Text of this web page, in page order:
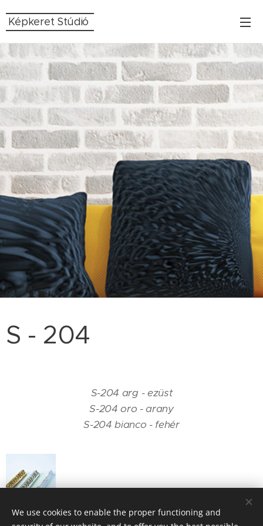
Képkeret Stúdió
S - 204
S-204 arg - ezüst
S-204 oro - arany
S-204 bianco - fehér
We use cookies to enable the proper functioning and